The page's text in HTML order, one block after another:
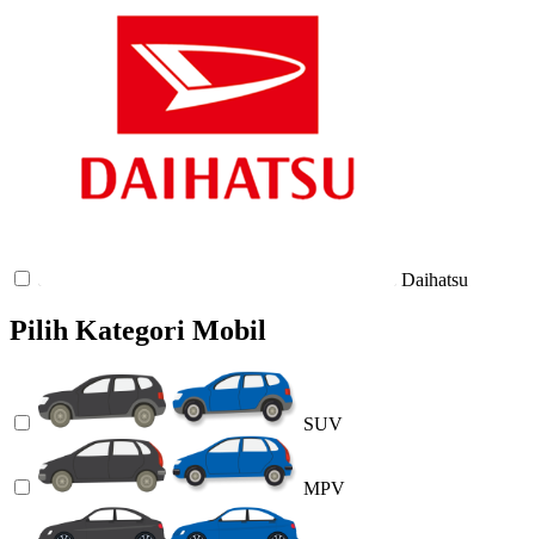
Daihatsu
Pilih Kategori Mobil
SUV
MPV